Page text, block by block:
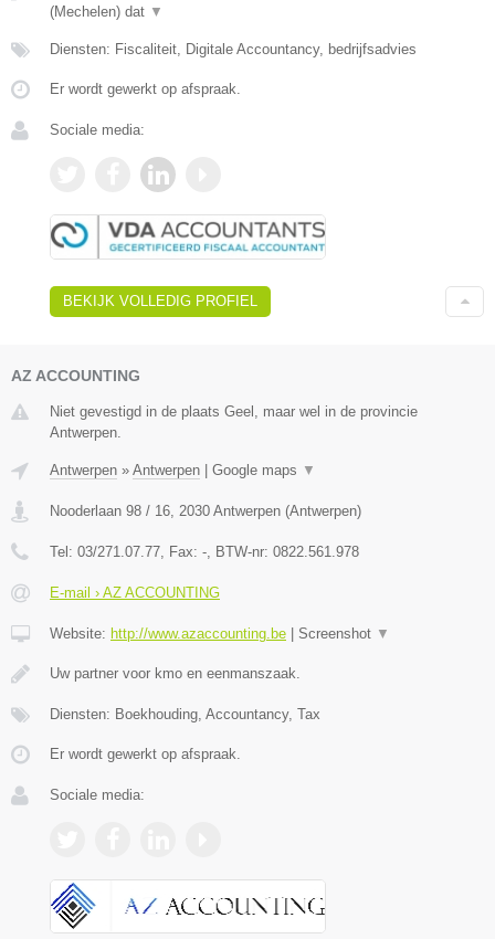
(Mechelen) dat ▼
Diensten: Fiscaliteit, Digitale Accountancy, bedrijfsadvies
Er wordt gewerkt op afspraak.
Sociale media:
BEKIJK VOLLEDIG PROFIEL
AZ ACCOUNTING
Niet gevestigd in de plaats Geel, maar wel in de provincie
Antwerpen.
Antwerpen » Antwerpen Google maps ▼
Nooderlaan 98 / 16, 2030 Antwerpen (Antwerpen)
Tel: 03/271.07.77, Fax: -, BTW-nr: 0822.561.978
E-mail › AZ ACCOUNTING
Website: http://www.azaccounting.be Screenshot ▼
Uw partner voor kmo en eenmanszaak.
Diensten: Boekhouding, Accountancy, Tax
Er wordt gewerkt op afspraak.
Sociale media: